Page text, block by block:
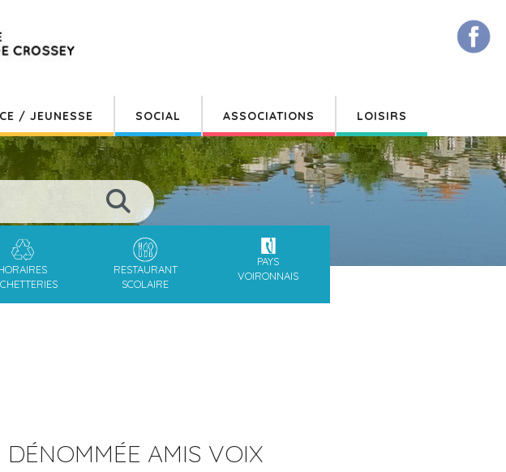
/ JEUNESSE SOCIAL ASSOCIATIONS LOISIRS
RESTAURANT
SCOLAIRE
PAYS
VOIRONNAIS
AMIS VOIX